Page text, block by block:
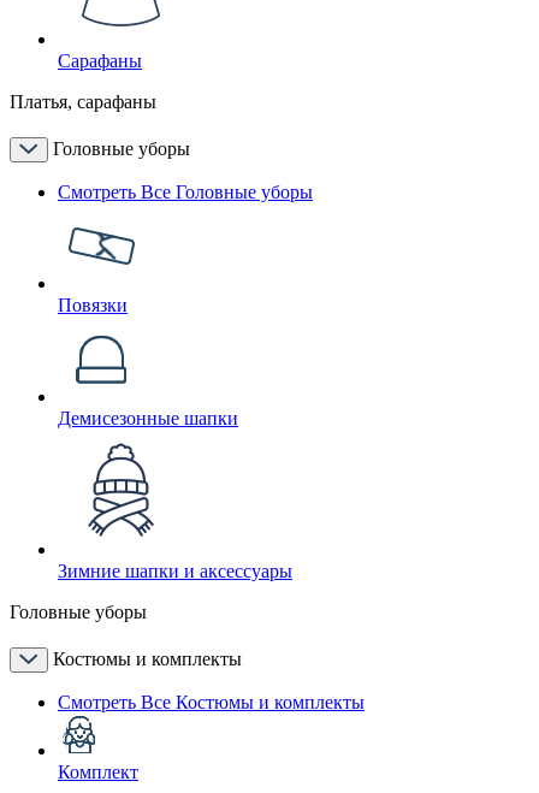
Сарафаны
Платья, сарафаны
Головные уборы
Смотреть Все Головные уборы
Повязки
Демисезонные шапки
Зимние шапки и аксессуары
Головные уборы
Костюмы и комплекты
Смотреть Все Костюмы и комплекты
Комплект